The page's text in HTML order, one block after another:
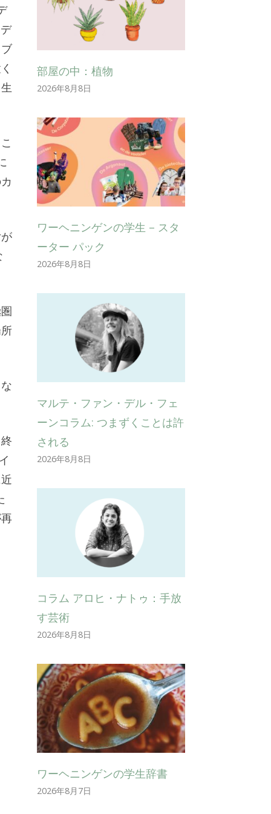
部屋の中：植物
2026年8月8日
ワーヘニンゲンの学生 – スタ
ーター パック
2026年8月8日
マルテ・ファン・デル・フェ
ーンコラム: つまずくことは許
される
2026年8月8日
コラム アロヒ・ナトゥ：手放
す芸術
2026年8月8日
ワーヘニンゲンの学生辞書
2026年8月7日